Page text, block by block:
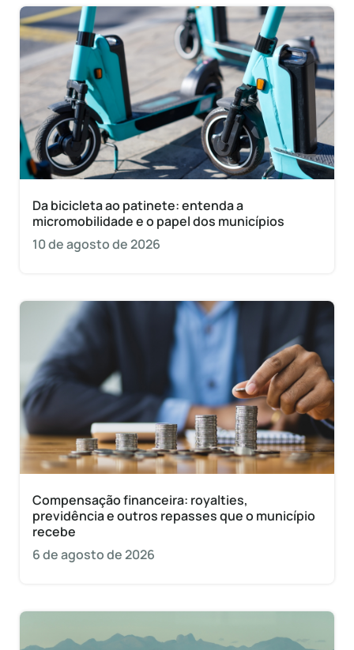
Da bicicleta ao patinete: entenda a
micromobilidade e o papel dos municípios
10 de agosto de 2026
Compensação financeira: royalties,
previdência e outros repasses que o município
recebe
6 de agosto de 2026